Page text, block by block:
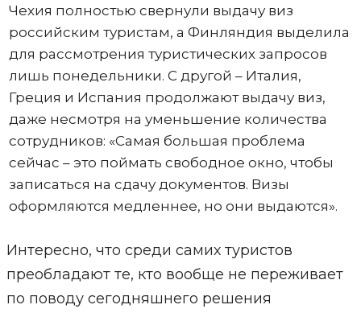
Чехия полностью свернули выдачу виз
российским туристам, а Финляндия выделила
для рассмотрения туристических запросов
лишь понедельники. С другой – Италия,
Греция и Испания продолжают выдачу виз,
даже несмотря на уменьшение количества
сотрудников: «Самая большая проблема
сейчас – это поймать свободное окно, чтобы
записаться на сдачу документов. Визы
оформляются медленнее, но они выдаются».
Интересно, что среди самих туристов
преобладают те, кто вообще не переживает
по поводу сегодняшнего решения